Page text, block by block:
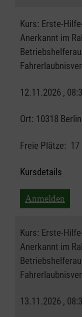
Kurs: Erste-
Anerkannt im
12.11.2026 ,
Ort: 10318 Berlin
Freie Plätze: 17
Kursdetails
Anmelden
Kurs: Erste-
Anerkannt im
13.11.2026 ,